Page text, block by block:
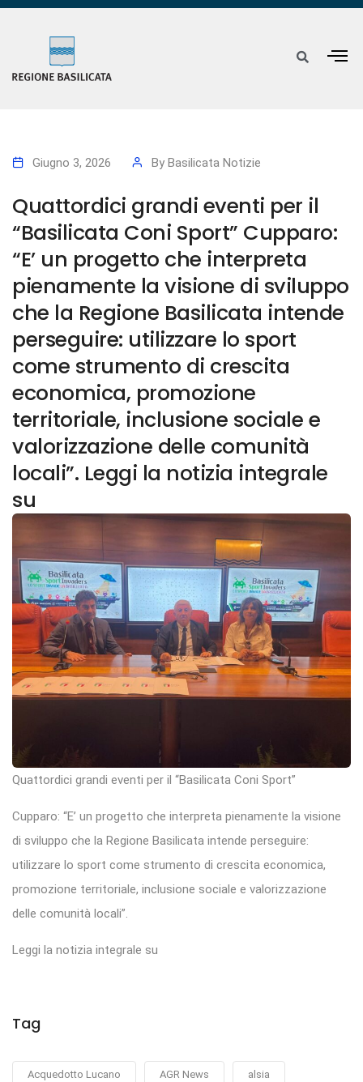
Giugno 3, 2026 By Basilicata Notizie
Quattordici grandi eventi per il
“Basilicata Coni Sport” Cupparo:
“E’ un progetto che interpreta
pienamente la visione di sviluppo
che la Regione Basilicata intende
perseguire: utilizzare lo sport
come strumento di crescita
economica, promozione
territoriale, inclusione sociale e
valorizzazione delle comunità
locali”. Leggi la notizia integrale
su
Quattordici grandi eventi per il “Basilicata Coni Sport”
Cupparo: “E’ un progetto che interpreta pienamente la visione
di sviluppo che la Regione Basilicata intende perseguire:
utilizzare lo sport come strumento di crescita economica,
promozione territoriale, inclusione sociale e valorizzazione
delle comunità locali”.
Leggi la notizia integrale su
Tag
Acquedotto Lucano AGR News alsia